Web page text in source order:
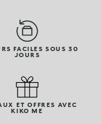
FACILES SOUS 30
JOURS
ET OFFRES AVEC
KIKO ME